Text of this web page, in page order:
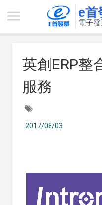
e首
電子
英創ERP整
服務
2017/08/03